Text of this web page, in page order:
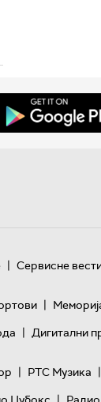
| Сервисне
|
| Дигитални
| РТС Музика |